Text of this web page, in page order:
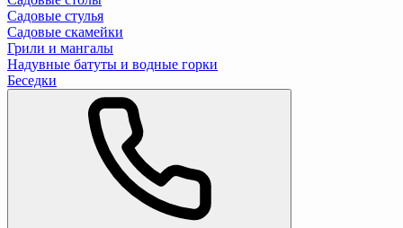
Садовые стулья
Садовые скамейки
Грили и мангалы
Надувные батуты и водные горки
Беседки